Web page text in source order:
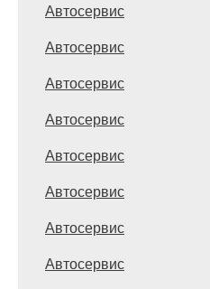
Автосервис
Автосервис
Автосервис
Автосервис
Автосервис
Автосервис
Автосервис
Автосервис